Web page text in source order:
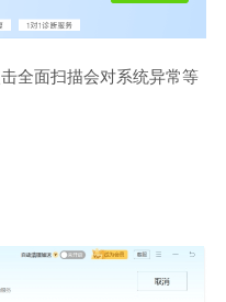
全面扫描会对系统异常等